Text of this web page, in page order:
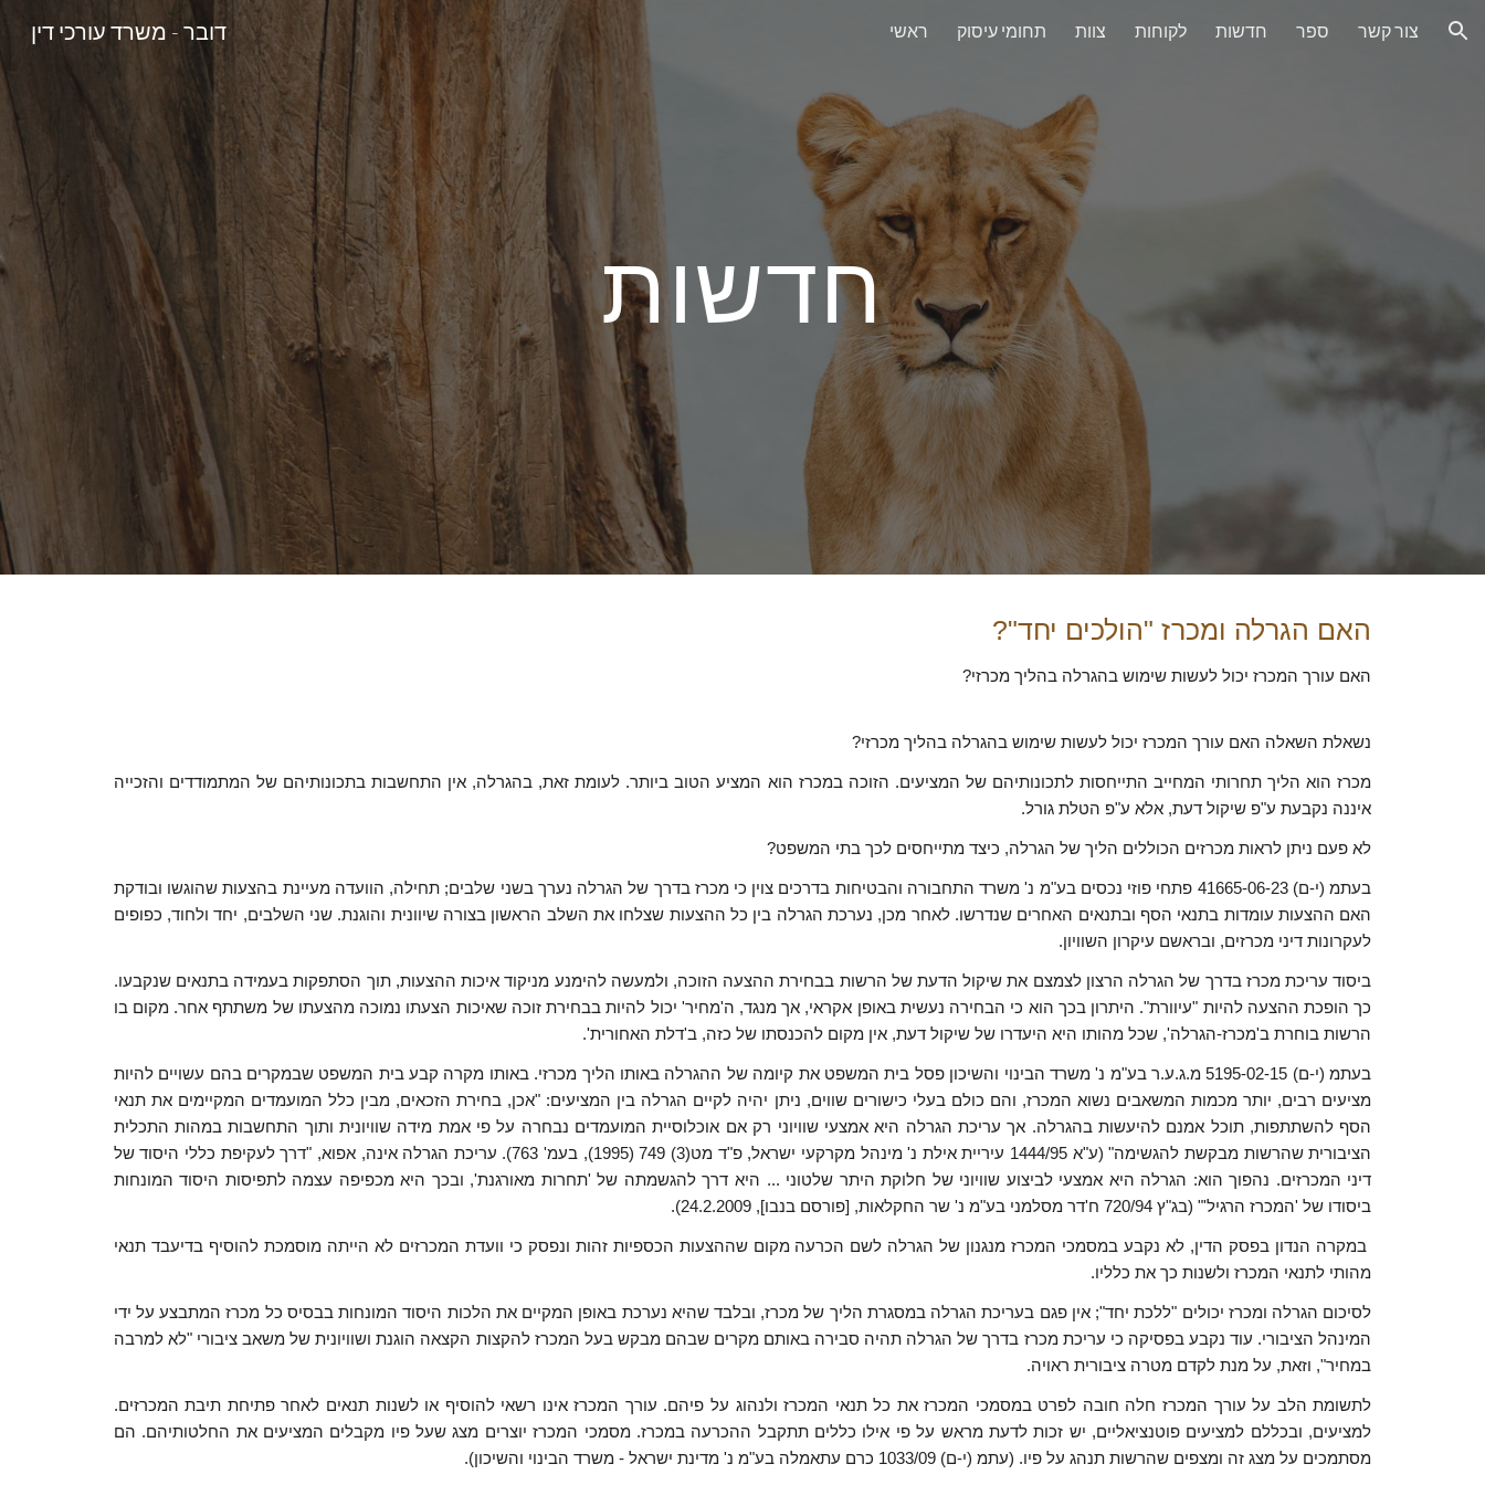
Skip to main content Skip to navigation דובר - משרד עורכי דין ראשי תחומי עיסוק צוות לקוחות חדשות ספר צור קשר
חדשות
האם הגרלה ומכרז "הולכים יחד"?
האם עורך המכרז יכול לעשות שימוש בהגרלה בהליך מכרזי?
נשאלת השאלה האם עורך המכרז יכול לעשות שימוש בהגרלה בהליך מכרזי?
מכרז הוא הליך תחרותי המחייב התייחסות לתכונותיהם של המציעים. הזוכה במכרז הוא המציע הטוב ביותר. לעומת זאת, בהגרלה, אין התחשבות בתכונותיהם של המתמודדים והזכייה
איננה נקבעת ע"פ שיקול דעת, אלא ע"פ הטלת גורל.
לא פעם ניתן לראות מכרזים הכוללים הליך של הגרלה, כיצד מתייחסים לכך בתי המשפט?
בעתמ (י-ם) 41665-06-23 פתחי פוזי נכסים בע"מ נ' משרד התחבורה והבטיחות בדרכים צוין כי מכרז בדרך של הגרלה נערך בשני שלבים; תחילה, הוועדה מעיינת בהצעות שהוגשו ובודקת
האם ההצעות עומדות בתנאי הסף ובתנאים האחרים שנדרשו. לאחר מכן, נערכת הגרלה בין כל ההצעות שצלחו את השלב הראשון בצורה שיוונית והוגנת. שני השלבים, יחד ולחוד, כפופים
לעקרונות דיני מכרזים, ובראשם עיקרון השוויון.
ביסוד עריכת מכרז בדרך של הגרלה הרצון לצמצם את שיקול הדעת של הרשות בבחירת ההצעה הזוכה, ולמעשה להימנע מניקוד איכות ההצעות, תוך הסתפקות בעמידה בתנאים שנקבעו.
כך הופכת ההצעה להיות "עיוורת". היתרון בכך הוא כי הבחירה נעשית באופן אקראי, אך מנגד, ה'מחיר' יכול להיות בבחירת זוכה שאיכות הצעתו נמוכה מהצעתו של משתתף אחר. מקום בו
הרשות בוחרת ב'מכרז-הגרלה', שכל מהותו היא היעדרו של שיקול דעת, אין מקום להכנסתו של כזה, ב'דלת האחורית'.
בעתמ (י-ם) 5195-02-15 מ.ג.ע.ר בע"מ נ' משרד הבינוי והשיכון פסל בית המשפט את קיומה של ההגרלה באותו הליך מכרזי. באותו מקרה קבע בית המשפט שבמקרים בהם עשויים להיות
מציעים רבים, יותר מכמות המשאבים נשוא המכרז, והם כולם בעלי כישורים שווים, ניתן יהיה לקיים הגרלה בין המציעים: "אכן, בחירת הזכאים, מבין כלל המועמדים המקיימים את תנאי
הסף להשתתפות, תוכל אמנם להיעשות בהגרלה. אך עריכת הגרלה היא אמצעי שוויוני רק אם אוכלוסיית המועמדים נבחרה על פי אמת מידה שוויונית ותוך התחשבות במהות התכלית
הציבורית שהרשות מבקשת להגשימה" (ע"א 1444/95 עיריית אילת נ' מינהל מקרקעי ישראל, פ"ד מט(3) 749 (1995), בעמ' 763). עריכת הגרלה אינה, אפוא, "דרך לעקיפת כללי היסוד של
דיני המכרזים. נהפוך הוא: הגרלה היא אמצעי לביצוע שוויוני של חלוקת היתר שלטוני ... היא דרך להגשמתה של 'תחרות מאורגנת', ובכך היא מכפיפה עצמה לתפיסות היסוד המונחות
ביסודו של 'המכרז הרגיל'" (בג"ץ 720/94 ח'דר מסלמני בע"מ נ' שר החקלאות, [פורסם בנבו], 24.2.2009).
במקרה הנדון בפסק הדין, לא נקבע במסמכי המכרז מנגנון של הגרלה לשם הכרעה מקום שההצעות הכספיות זהות ונפסק כי וועדת המכרזים לא הייתה מוסמכת להוסיף בדיעבד תנאי
מהותי לתנאי המכרז ולשנות כך את כלליו.
לסיכום הגרלה ומכרז יכולים "ללכת יחד"; אין פגם בעריכת הגרלה במסגרת הליך של מכרז, ובלבד שהיא נערכת באופן המקיים את הלכות היסוד המונחות בבסיס כל מכרז המתבצע על ידי
המינהל הציבורי. עוד נקבע בפסיקה כי עריכת מכרז בדרך של הגרלה תהיה סבירה באותם מקרים שבהם מבקש בעל המכרז להקצות הקצאה הוגנת ושוויונית של משאב ציבורי "לא למרבה
במחיר", וזאת, על מנת לקדם מטרה ציבורית ראויה.
לתשומת הלב על עורך המכרז חלה חובה לפרט במסמכי המכרז את כל תנאי המכרז ולנהוג על פיהם. עורך המכרז אינו רשאי להוסיף או לשנות תנאים לאחר פתיחת תיבת המכרזים.
למציעים, ובכללם למציעים פוטנציאליים, יש זכות לדעת מראש על פי אילו כללים תתקבל ההכרעה במכרז. מסמכי המכרז יוצרים מצג שעל פיו מקבלים המציעים את החלטותיהם. הם
מסתמכים על מצג זה ומצפים שהרשות תנהג על פיו. (עתמ (י-ם) 1033/09 כרם עתאמלה בע"מ נ' מדינת ישראל - משרד הבינוי והשיכון).